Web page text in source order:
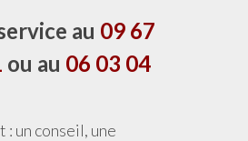
au 09 67
ou au 06 03 04
un conseil, une